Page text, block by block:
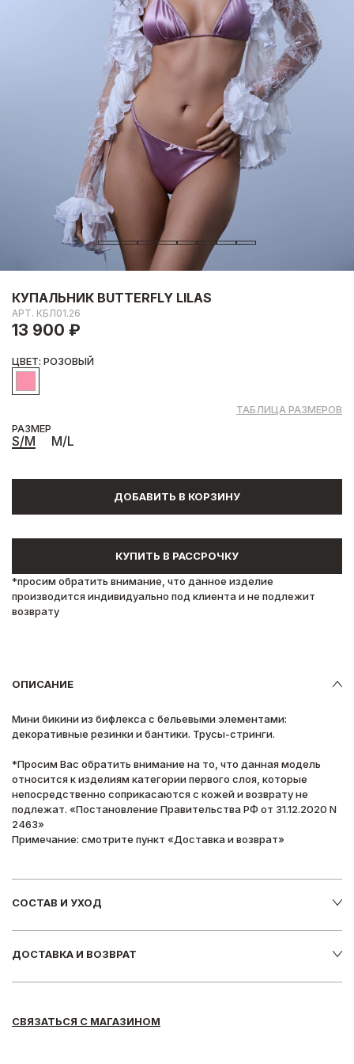
КУПАЛЬНИК BUTTERFLY LILAS
АРТ. КБЛ01.26
13 900 ₽
ДОБАВИТЬ В КОРЗИНУ
КУПИТЬ В РАССРОЧКУ
*просим обратить внимание, что данное изделие
производится индивидуально под клиента и не подлежит
возврату
РАЗМЕР
S/M M/L
ЦВЕТ: РОЗОВЫЙ
ТАБЛИЦА РАЗМЕРОВ
ОПИСАНИЕ
Мини бикини из бифлекса с бельевыми элементами:
декоративные резинки и бантики. Трусы-стринги.
*Просим Вас обратить внимание на то, что данная модель
относится к изделиям категории первого слоя, которые
непосредственно соприкасаются с кожей и возврату не
подлежат. «Постановление Правительства РФ от 31.12.2020 N
2463»
Примечание: смотрите пункт «Доставка и возврат»
СОСТАВ И УХОД
ДОСТАВКА И ВОЗВРАТ
СВЯЗАТЬСЯ С МАГАЗИНОМ